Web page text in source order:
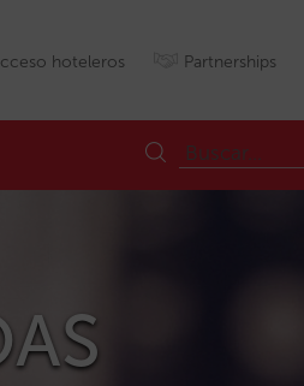
hoteleros Partnerships